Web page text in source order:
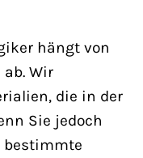
hängt von
Wir
die in der
Sie jedoch
bestimmte